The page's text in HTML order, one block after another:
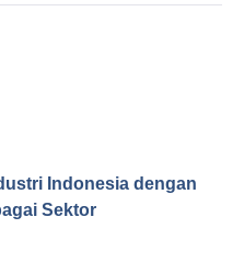
Indonesia dengan
Sektor